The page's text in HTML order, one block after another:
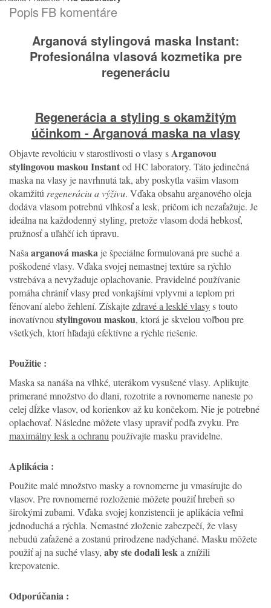
Popis FB komentáre
Arganová stylingová maska Instant:
Profesionálna vlasová kozmetika pre
regeneráciu
Regenerácia a styling s okamžitým
účinkom - Arganová maska na vlasy
Objavte revolúciu v starostlivosti o vlasy sArganovou
stylingovou maskou Instantod HC laboratory. Táto jedinečná
maska na vlasy je navrhnutá tak, aby poskytla vašim vlasom
okamžitú regeneráciu a výživu. Vďaka obsahu arganového oleja
dodáva vlasom potrebnú vlhkosť a lesk, pričom ich nezaťažuje. Je
ideálna na každodenný styling, pretože vlasom dodá hebkosť,
pružnosť a uľahčí ich úpravu.
Naša arganová maska je špeciálne formulovaná pre suché a
poškodené vlasy. Vďaka svojej nemastnej textúre sa rýchlo
vstrebáva a nevyžaduje oplachovanie. Pravidelné používanie
pomáha chrániť vlasy pred vonkajšími vplyvmi a teplom pri
fénovaní alebo žehlení. Získajtezdravé a lesklé vlasys touto
inovatívnou stylingovou maskou, ktorá je skvelou voľbou pre
všetkých, ktorí hľadajú efektívne a rýchle riešenie.
Použitie :
Maska sa nanáša na vlhké, uterákom vysušené vlasy. Aplikujte
primerané množstvo do dlaní, rozotrite a rovnomerne naneste po
celej dĺžke vlasov, od korienkov až ku končekom. Nie je potrebné
oplachovať. Následne môžete vlasy upraviť podľa zvyku. Pre
maximálny lesk a ochranu používajte masku pravidelne.
Aplikácia :
Použite malé množstvo masky a rovnomerne ju vmasírujte do
vlasov. Pre rovnomerné rozloženie môžete použiť hrebeň so
širokými zubami. Vďaka svojej konzistencii je aplikácia veľmi
jednoduchá a rýchla. Nemastné zloženie zabezpečí, že vlasy
nebudú zaťažené a zostanú prirodzene nadýchané. Masku môžete
použiť aj na suché vlasy, aby ste dodali leska znížili
krepovatenie.
Odporúčania :